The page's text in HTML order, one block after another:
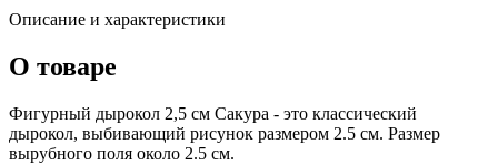
Описание и характеристики
О товаре
Фигурный дырокол 2,5 см Сакура - это классический
дырокол, выбивающий рисунок размером 2.5 см. Размер
вырубного поля около 2.5 см.